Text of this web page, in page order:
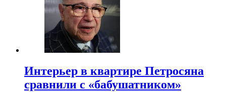
Интерьер в квартире Петросяна
сравнили с «бабушатником»